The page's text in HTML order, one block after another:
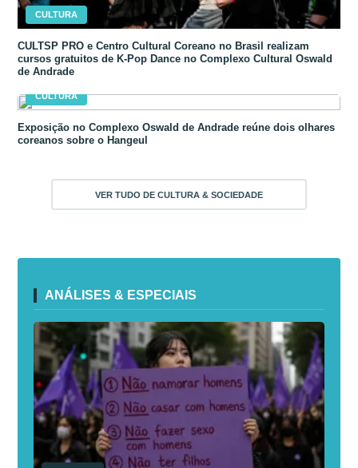
CULTURA
CULTSP PRO e Centro Cultural Coreano no Brasil realizam
cursos gratuitos de K-Pop Dance no Complexo Cultural Oswald
de Andrade
CULTURA
Exposição no Complexo Oswald de Andrade reúne dois olhares
coreanos sobre o Hangeul
VER TUDO DE CULTURA & SOCIEDADE
ANÁLISES & ESPECIAIS